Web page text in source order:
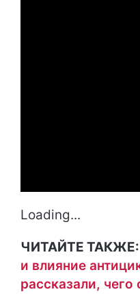
Loading...
ЧИТАЙТЕ ТАКЖЕ:
и влияние
рассказали, чего